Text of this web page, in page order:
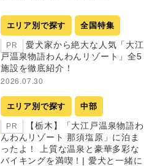
エリア別で探す 全国特集
PR
愛犬家から絶大な人気「大江
戸温泉物語わんわんリゾート」全5
施設を徹底紹介！
2026.07.30
エリア別で探す 中部
PR
【栃木】「大江戸温泉物語わ
んわんリゾート 那須塩原」に泊ま
ったよ！ 上質な温泉と豪華多彩な
バイキングを満喫！| 愛犬と一緒に